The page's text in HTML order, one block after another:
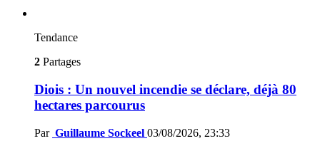
Tendance
2 Partages
Diois : Un nouvel incendie se déclare, déjà 80
hectares parcourus
Par Guillaume Sockeel 03/08/2026, 23:33